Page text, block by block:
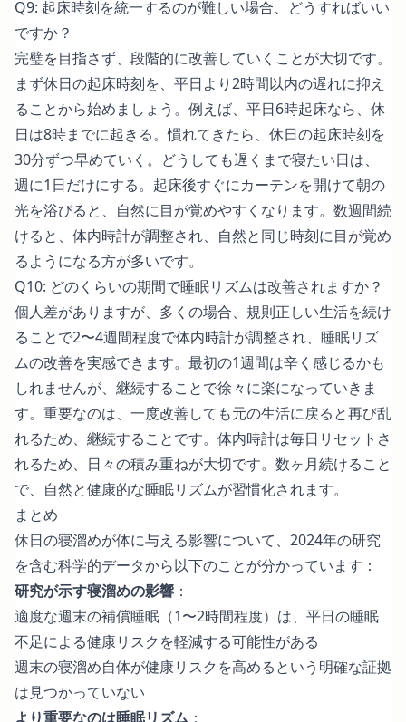
Q9: 起床時刻を統一するのが難しい場合、どうすればいい
ですか？
完璧を目指さず、段階的に改善していくことが大切です。
まず休日の起床時刻を、平日より2時間以内の遅れに抑え
ることから始めましょう。例えば、平日6時起床なら、休
日は8時までに起きる。慣れてきたら、休日の起床時刻を
30分ずつ早めていく。どうしても遅くまで寝たい日は、
週に1日だけにする。起床後すぐにカーテンを開けて朝の
光を浴びると、自然に目が覚めやすくなります。数週間続
けると、体内時計が調整され、自然と同じ時刻に目が覚め
るようになる方が多いです。
Q10: どのくらいの期間で睡眠リズムは改善されますか？
個人差がありますが、多くの場合、規則正しい生活を続け
ることで2〜4週間程度で体内時計が調整され、睡眠リズ
ムの改善を実感できます。最初の1週間は辛く感じるかも
しれませんが、継続することで徐々に楽になっていきま
す。重要なのは、一度改善しても元の生活に戻ると再び乱
れるため、継続することです。体内時計は毎日リセットさ
れるため、日々の積み重ねが大切です。数ヶ月続けること
で、自然と健康的な睡眠リズムが習慣化されます。
まとめ
休日の寝溜めが体に与える影響について、2024年の研究
を含む科学的データから以下のことが分かっています：
研究が示す寝溜めの影響 ：
適度な週末の補償睡眠（1〜2時間程度）は、平日の睡眠
不足による健康リスクを軽減する可能性がある
週末の寝溜め自体が健康リスクを高めるという明確な証拠
は見つかっていない
より重要なのは睡眠リズム ：